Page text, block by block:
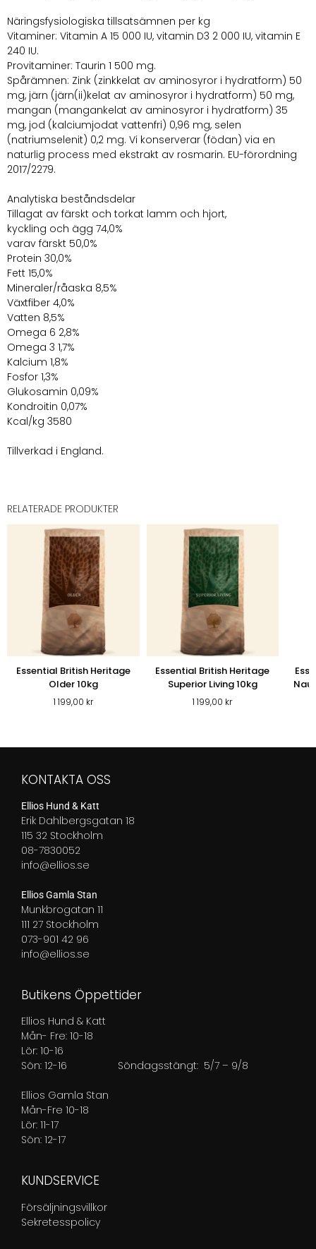
Näringsfysiologiska tillsatsämnen per kg
Vitaminer: Vitamin A 15 000 IU, vitamin D3 2 000 IU, vitamin E
240 IU.
Provitaminer: Taurin 1 500 mg.
Spårämnen: Zink (zinkkelat av aminosyror i hydratform) 50
mg, järn (järn(ii)kelat av aminosyror i hydratform) 50 mg,
mangan (mangankelat av aminosyror i hydratform) 35
mg, jod (kalciumjodat vattenfri) 0,96 mg, selen
(natriumselenit) 0,2 mg. Vi konserverar (födan) via en
naturlig process med ekstrakt av rosmarin. EU-förordning
2017/2279.
Analytiska beståndsdelar
Tillagat av färskt och torkat lamm och hjort,
kyckling och ägg 74,0%
varav färskt 50,0%
Protein 30,0%
Fett 15,0%
Mineraler/råaska 8,5%
Växtfiber 4,0%
Vatten 8,5%
Omega 6 2,8%
Omega 3 1,7%
Kalcium 1,8%
Fosfor 1,3%
Glukosamin 0,09%
Kondroitin 0,07%
Kcal/kg 3580
Tillverkad i England.
RELATERADE PRODUKTER
Essential British Heritage
Older 10kg
1 199,00 kr
Essential British Heritage
Superior Living 10kg
1 199,00 kr
KONTAKTA OSS
Ellios Hund & Katt
Erik Dahlbergsgatan 18
115 32 Stockholm
08-7830052
info@ellios.se
Ellios Gamla Stan
Munkbrogatan 11
111 27 Stockholm
073-901 42 96
info@ellios.se
Butikens Öppettider
Ellios Hund & Katt
Mån- Fre: 10-18
Lör: 10-16
Sön: 12-16 Söndagsstängt: 5/7 – 9/8
Ellios Gamla Stan
Mån-Fre 10-18
Lör: 11-17
Sön: 12-17
KUNDSERVICE
Försäljningsvillkor
Sekretesspolicy